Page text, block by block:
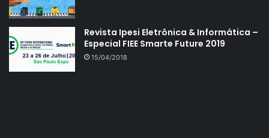
Revista Ipesi Eletrônica & Informática –
Especial FIEE Smarte Future 2019
15/04/2018